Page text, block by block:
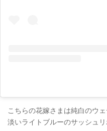
こちらの花嫁さまは純白のウ
淡いライトブルーのサッシュ